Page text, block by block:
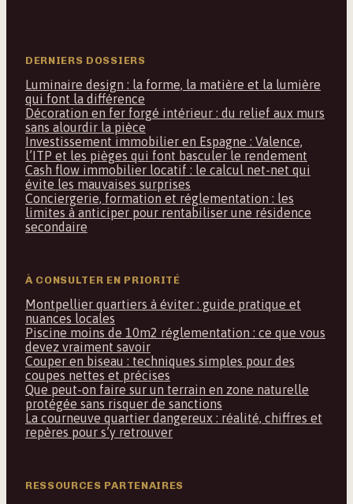
DERNIERS DOSSIERS
Luminaire design : la forme, la matière et la lumière
qui font la différence
Décoration en fer forgé intérieur : du relief aux murs
sans alourdir la pièce
Investissement immobilier en Espagne : Valence,
l’ITP et les pièges qui font basculer le rendement
Cash flow immobilier locatif : le calcul net-net qui
évite les mauvaises surprises
Conciergerie, formation et réglementation : les
limites à anticiper pour rentabiliser une résidence
secondaire
À CONSULTER EN PRIORITÉ
Montpellier quartiers à éviter : guide pratique et
nuances locales
Piscine moins de 10m2 réglementation : ce que vous
devez vraiment savoir
Couper en biseau : techniques simples pour des
coupes nettes et précises
Que peut-on faire sur un terrain en zone naturelle
protégée sans risquer de sanctions
La courneuve quartier dangereux : réalité, chiffres et
repères pour s’y retrouver
RESSOURCES PARTENAIRES